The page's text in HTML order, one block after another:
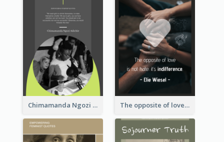
Chimamanda Ngozi Adichie Quote The opposite of love is not hate; it’s indifference. - Elie Wiesel